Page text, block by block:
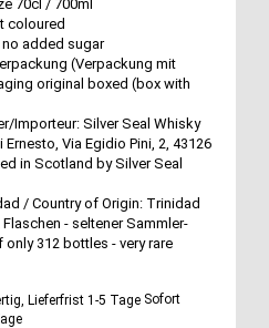
70cl / 700ml
coloured
added sugar
(Verpackung mit
original boxed (box with
Importeur: Silver Seal Whisky
Via Egidio Pini, 2, 43126
in Scotland by Silver Seal
/ Country of Origin: Trinidad
Flaschen - seltener Sammler-
312 bottles - very rare
Sofort